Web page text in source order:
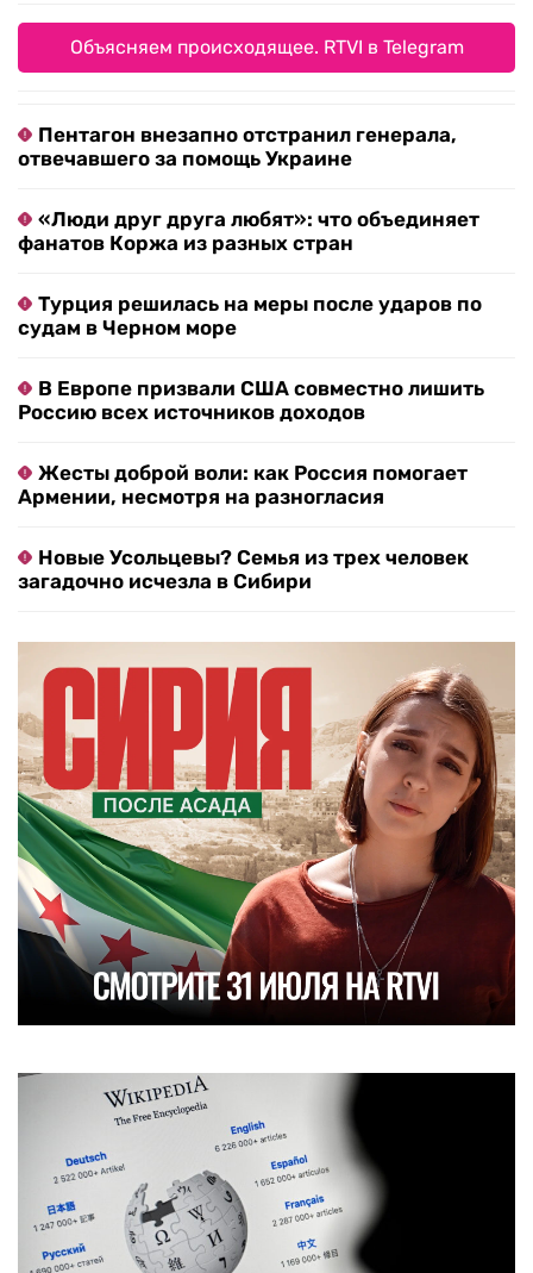
Объясняем происходящее. RTVI в Telegram
Пентагон внезапно отстранил генерала,
отвечавшего за помощь Украине
«Люди друг друга любят»: что объединяет
фанатов Коржа из разных стран
Турция решилась на меры после ударов по
судам в Черном море
В Европе призвали США совместно лишить
Россию всех источников доходов
Жесты доброй воли: как Россия помогает
Армении, несмотря на разногласия
Новые Усольцевы? Семья из трех человек
загадочно исчезла в Сибири